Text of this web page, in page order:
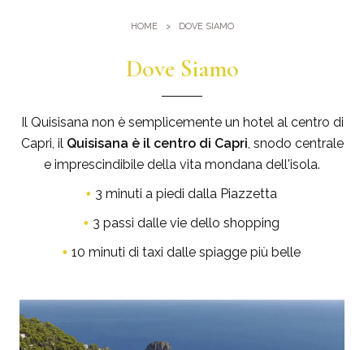
Sauna e Bagno turco
Eventi e Meeting
Sposarsi al Quisisana
Leaders Club
Dicono di noi
HOME DOVE SIAMO
Dove Siamo
Il Quisisana non è semplicemente un hotel al centro di
Capri, il Quisisana è il centro di Capri , snodo centrale
e imprescindibile della vita mondana dell'isola.
3 minuti a piedi dalla Piazzetta
3 passi dalle vie dello shopping
10 minuti di taxi dalle spiagge più belle